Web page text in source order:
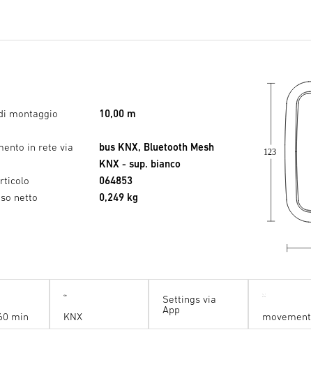
montaggio
10,00 m
in rete via
bus KNX, Bluetooth Mesh
KNX - sup. bianco
064853
netto
0,249 kg
123
min KNX
Settings via
App
movement